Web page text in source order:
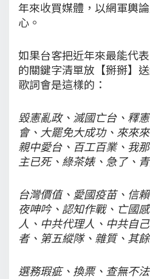
年來收買媒體，以網軍輿
心。
如果台客把近年來最能代
的關鍵字清單放【掰掰】
歌詞會是這樣的：
毀憲亂政、滅國亡台、釋
會、大罷免大成功、來來
親中愛台、百工百業、我
主已死、綠茶婊、急了、
台灣價值、愛國疫苗、信
夜呻吟、認知作戰、亡國
人、中共代理人、中共自
者、第五縱隊、雜質、其
選務瑕疵、換票、查無不